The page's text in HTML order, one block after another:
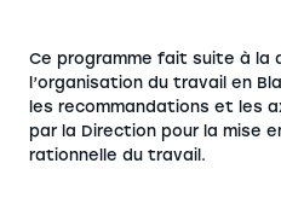
Ce programme fait suite à la
l’organisation du travail en
les recommandations et les
par la Direction pour la mise
rationnelle du travail.